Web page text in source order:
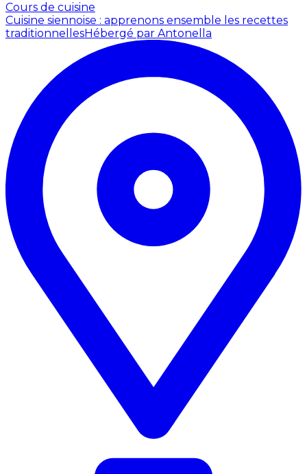
Cours de cuisine
Cuisine siennoise : apprenons ensemble les recettes
traditionnellesHébergé par Antonella